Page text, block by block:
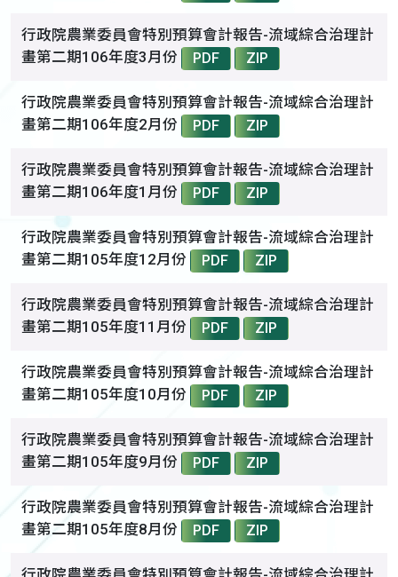
行政院農業委員會特別預算會計報告-流域綜合治理計
畫第二期106年度3月份
PDF ZIP
行政院農業委員會特別預算會計報告-流域綜合治理計
畫第二期106年度2月份
PDF ZIP
行政院農業委員會特別預算會計報告-流域綜合治理計
畫第二期106年度1月份
PDF ZIP
行政院農業委員會特別預算會計報告-流域綜合治理計
畫第二期105年度12月份
PDF ZIP
行政院農業委員會特別預算會計報告-流域綜合治理計
畫第二期105年度11月份
PDF ZIP
行政院農業委員會特別預算會計報告-流域綜合治理計
畫第二期105年度10月份
PDF ZIP
行政院農業委員會特別預算會計報告-流域綜合治理計
畫第二期105年度9月份
PDF ZIP
行政院農業委員會特別預算會計報告-流域綜合治理計
畫第二期105年度8月份
PDF ZIP